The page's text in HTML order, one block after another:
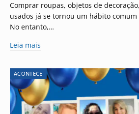
Comprar roupas, objetos de
usados já se tornou um hábito
No entanto,…
Leia mais
ACONTECE